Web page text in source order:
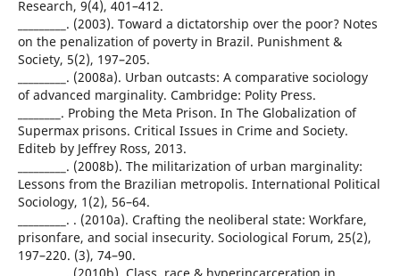
Research, 9(4), 401–412.
_________. (2003). Toward a dictatorship over the poor? Notes
on the penalization of poverty in Brazil. Punishment &
Society, 5(2), 197–205.
_________. (2008a). Urban outcasts: A comparative sociology
of advanced marginality. Cambridge: Polity Press.
________. Probing the Meta Prison. In The Globalization of
Supermax prisons. Critical Issues in Crime and Society.
Editeb by Jeffrey Ross, 2013.
_________. (2008b). The militarization of urban marginality:
Lessons from the Brazilian metropolis. International Political
Sociology, 1(2), 56–64.
_________. . (2010a). Crafting the neoliberal state: Workfare,
prisonfare, and social insecurity. Sociological Forum, 25(2),
197–220. (3), 74–90.